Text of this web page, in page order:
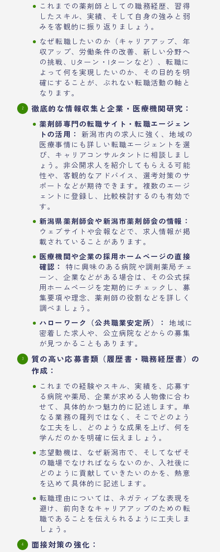
これまでの薬剤師としての職務経歴、習得
したスキル、実績、そして自身の強みと弱
みを客観的に振り返りましょう。
なぜ転職したいのか（キャリアアップ、年
収アップ、労働条件の改善、新しい分野へ
の挑戦、Uターン・Iターンなど）、転職に
よって何を実現したいのか、その目的を明
確にすることが、ぶれない転職活動の軸と
なります。
徹底的な情報収集と企業・医療機関研究：
薬剤師専門の転職サイト・転職エージェン
トの活用： 新潟市内の求人に強く、地域の
医療事情にも詳しい転職エージェントを選
び、キャリアコンサルタントに相談しまし
ょう。非公開求人を紹介してもらえる可能
性や、客観的なアドバイス、選考対策のサ
ポートなどが期待できます。複数のエージ
ェントに登録し、比較検討するのも有効で
す。
新潟県薬剤師会や新潟市薬剤師会の情報：
ウェブサイトや会報などで、求人情報が掲
載されていることがあります。
医療機関や企業の採用ホームページの直接
確認：
特に興味のある病院や調剤薬局チェ
ーン、企業などがある場合は、その公式採
用ホームページを定期的にチェックし、募
集要項や理念、薬剤師の役割などを詳しく
調べましょう。
ハローワーク（公共職業安定所）：
地域に
密着した求人や、公立病院などからの募集
が見つかることもあります。
質の高い応募書類（履歴書・職務経歴書）の
作成：
これまでの経験やスキル、実績を、応募す
る病院や薬局、企業が求める人物像に合わ
せて、具体的かつ魅力的に記述します。単
なる業務の羅列ではなく、そこでどのよう
な工夫をし、どのような成果を上げ、何を
学んだのかを明確に伝えましょう。
志望動機は、なぜ新潟市で、そしてなぜそ
の職場でなければならないのか、入社後に
どのように貢献していきたいのかを、熱意
を込めて具体的に記述します。
転職理由については、ネガティブな表現を
避け、前向きなキャリアアップのための転
職であることを伝えられるように工夫しま
しょう。
面接対策の強化：